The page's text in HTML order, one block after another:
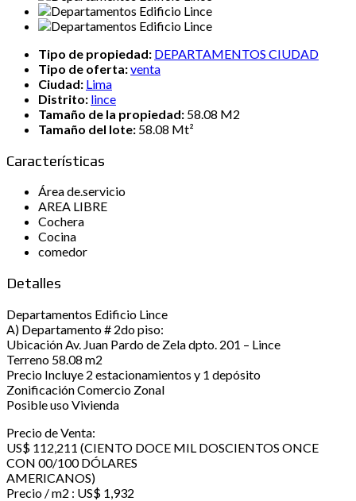
Tipo de propiedad: DEPARTAMENTOS CIUDAD
Tipo de oferta:venta
Ciudad: Lima
Distrito: lince
Tamaño de la propiedad: 58.08 M2
Tamaño del lote: 58.08 Mt²
Características
Área de.servicio
AREA LIBRE
Cochera
Cocina
comedor
Detalles
Departamentos Edificio Lince
A) Departamento # 2do piso:
Ubicación Av. Juan Pardo de Zela dpto. 201 – Lince
Terreno 58.08 m2
Precio Incluye 2 estacionamientos y 1 depósito
Zonificación Comercio Zonal
Posible uso Vivienda
Precio de Venta:
US$ 112,211 (CIENTO DOCE MIL DOSCIENTOS ONCE
CON 00/100 DÓLARES
AMERICANOS)
Precio / m2 : US$ 1,932